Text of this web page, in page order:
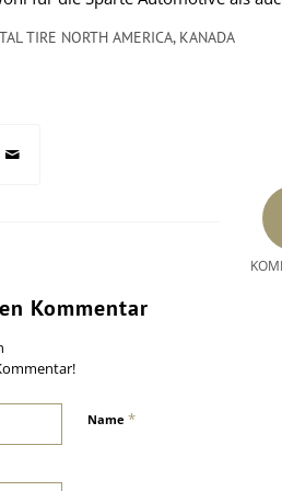
TIRE NORTH AMERICA, KANADA
Kommentar
Name *